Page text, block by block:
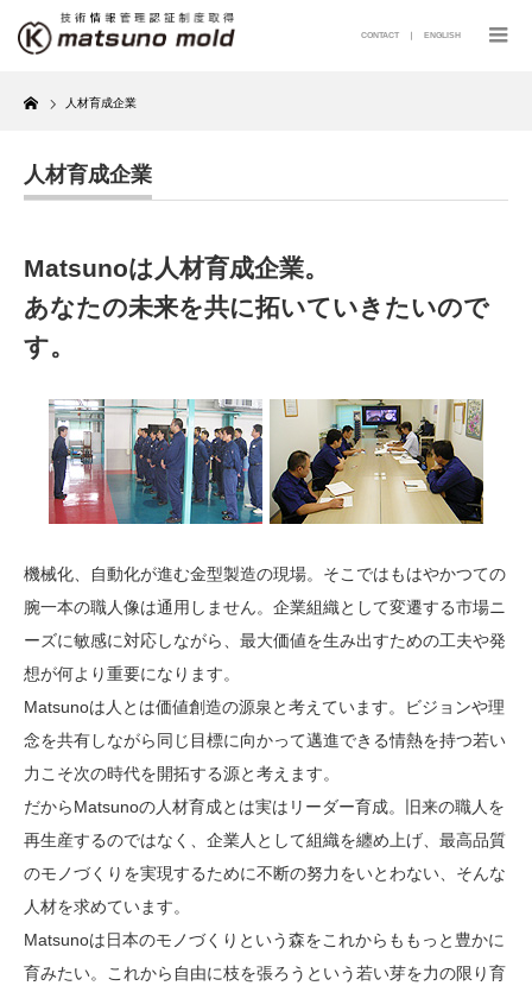
CONTACT ENGLISH
Home
人材育成企業
人材育成企業
Matsunoは人材育成企業。
あなたの未来を共に拓いていきたいので
す。
機械化、自動化が進む金型製造の現場。そこではもはやかつての
腕一本の職人像は通用しません。企業組織として変遷する市場ニ
ーズに敏感に対応しながら、最大価値を生み出すための工夫や発
想が何より重要になります。
Matsunoは人とは価値創造の源泉と考えています。ビジョンや理
念を共有しながら同じ目標に向かって邁進できる情熱を持つ若い
力こそ次の時代を開拓する源と考えます。
だからMatsunoの人材育成とは実はリーダー育成。旧来の職人を
再生産するのではなく、企業人として組織を纏め上げ、最高品質
のモノづくりを実現するために不断の努力をいとわない、そんな
人材を求めています。
Matsunoは日本のモノづくりという森をこれからももっと豊かに
育みたい。これから自由に枝を張ろうという若い芽を力の限り育